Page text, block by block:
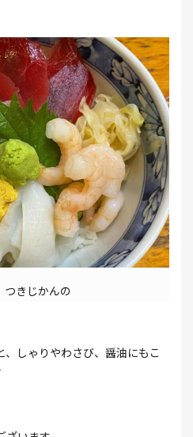
つきじかんの
しゃりやわさび、醤油にもこ